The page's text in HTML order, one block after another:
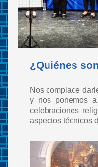
¿Quiénes
Nos complace
y nos ponemos
celebraciones
aspectos técnicos